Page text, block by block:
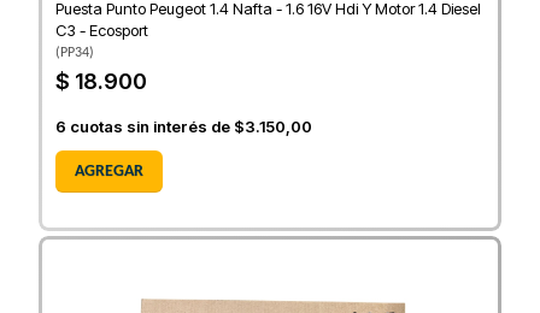
Puesta Punto Peugeot 1.4 Nafta - 1.6 16V Hdi Y Motor 1.4 Diesel
C3 - Ecosport
(PP34)
$ 18.900
6 cuotas sin interés de $3.150,00
AGREGAR